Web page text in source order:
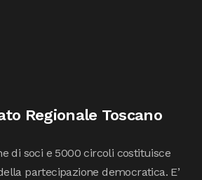
Regionale Toscano
di soci e 5000 circoli costituisce
partecipazione democratica. E’